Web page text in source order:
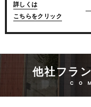
詳しくは
こちらをクリック
他社フラ